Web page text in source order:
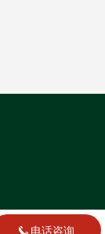
电话咨询